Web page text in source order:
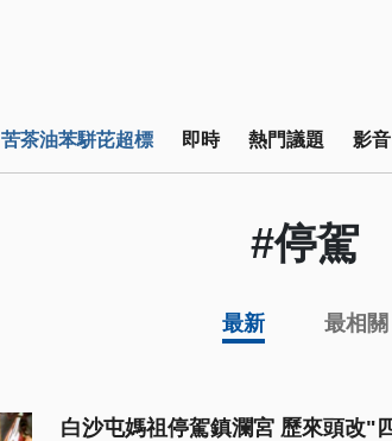
苦茶油苯駢芘超標 即時 熱門議題 影音
#停駕
最新 最相關
白沙屯媽祖停駕鎮瀾宮 歷來頭改"